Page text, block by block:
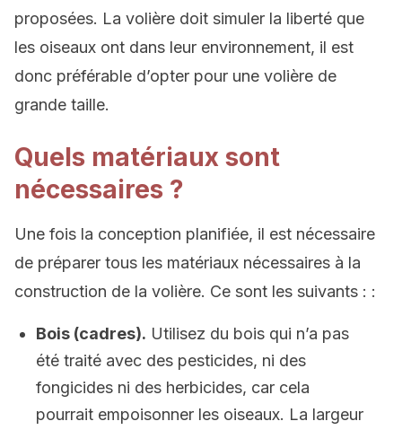
proposées. La volière doit simuler la liberté que
les oiseaux ont dans leur environnement, il est
donc préférable d’opter pour une volière de
grande taille.
Quels matériaux sont
nécessaires ?
Une fois la conception planifiée, il est nécessaire
de préparer tous les matériaux nécessaires à la
construction de la volière. Ce sont les suivants : :
Bois (cadres). Utilisez du bois qui n’a pas
été traité avec des pesticides, ni des
fongicides ni des herbicides, car cela
pourrait empoisonner les oiseaux. La largeur